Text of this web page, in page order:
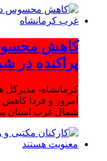
کاهش
پراکنده در
کرمانشاه- مدیرکل
امروز و فردا کاهش
شمال غرب استان